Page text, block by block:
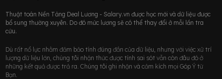
Thuật toán Nền Tảng Deal Lương - Salary.vn được học mới và dữ liệu được
bổ sung thường xuyên. Do đó mức lương sẽ có thể thay đổi ở mỗi lần tra
cứu.
Dù rất nổ lực nhằm đảm bảo tính đúng đắn của dữ liệu, nhưng với việc xử trí
lượng dữ liệu lớn, chúng tôi nhận thức được tính sai sót vẫn còn đâu đó ở
những kết quả được trả ra. Chúng tôi ghi nhận và cảm kích mọi Góp Ý từ
Bạn.